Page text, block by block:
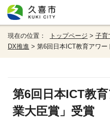
現在の位置： トップページ > 子育
DX推進 > 第6回日本ICT教育アワ
第6回日本ICT教
業大臣賞」受賞